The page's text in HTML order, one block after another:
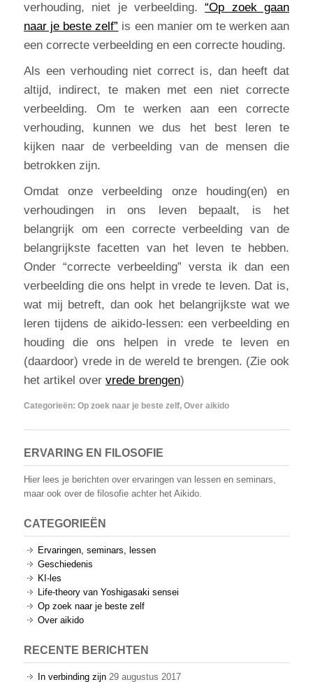
verhouding, niet je verbeelding.“Op zoek gaan
naar je beste zelf” is een manier om te werken aan
een correcte verbeelding en een correcte houding.
Als een verhouding niet correct is, dan heeft dat
altijd, indirect, te maken met een niet correcte
verbeelding. Om te werken aan een correcte
verhouding, kunnen we dus het best leren te
kijken naar de verbeelding van de mensen die
betrokken zijn.
Omdat onze verbeelding onze houding(en) en
verhoudingen in ons leven bepaalt, is het
belangrijk om een correcte verbeelding van de
belangrijkste facetten van het leven te hebben.
Onder “correcte verbeelding” versta ik dan een
verbeelding die ons helpt in vrede te leven. Dat is,
wat mij betreft, dan ook het belangrijkste wat we
leren tijdens de aikido-lessen: een verbeelding en
houding die ons helpen in vrede te leven en
(daardoor) vrede in de wereld te brengen. (Zie ook
het artikel over vrede brengen)
Categorieën: Op zoek naar je beste zelf, Over aikido
ERVARING EN FILOSOFIE
Hier lees je berichten over ervaringen van lessen en seminars,
maar ook over de filosofie achter het Aikido.
CATEGORIEËN
Ervaringen, seminars, lessen
Geschiedenis
KI-les
Life-theory van Yoshigasaki sensei
Op zoek naar je beste zelf
Over aikido
RECENTE BERICHTEN
In verbinding zijn 29 augustus 2017